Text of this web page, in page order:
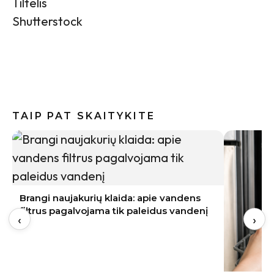
Shutterstock
TAIP PAT SKAITYKITE
Brangi naujakurių klaida: apie vandens
filtrus pagalvojama tik paleidus vandenį
‹ ›